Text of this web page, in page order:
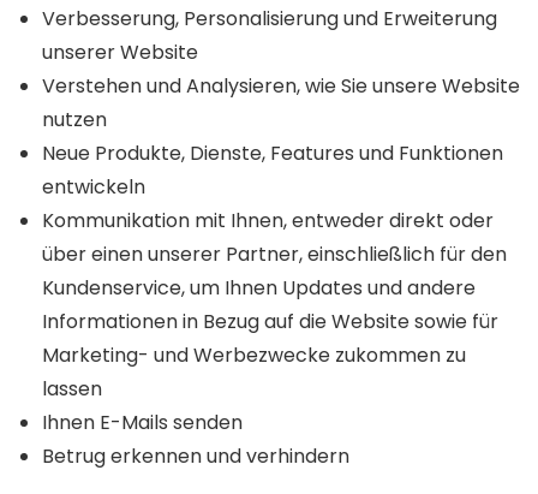
Verbesserung, Personalisierung und Erweiterung
unserer Website
Verstehen und Analysieren, wie Sie unsere Website
nutzen
Neue Produkte, Dienste, Features und Funktionen
entwickeln
Kommunikation mit Ihnen, entweder direkt oder
über einen unserer Partner, einschließlich für den
Kundenservice, um Ihnen Updates und andere
Informationen in Bezug auf die Website sowie für
Marketing- und Werbezwecke zukommen zu
lassen
Ihnen E-Mails senden
Betrug erkennen und verhindern